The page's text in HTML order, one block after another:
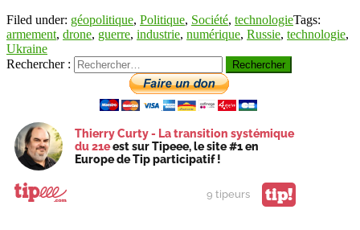
Filed under: géopolitique, Politique, Société, technologieTags:
armement, drone, guerre, industrie, numérique, Russie, technologie,
Ukraine
Rechercher :
Thierry Curty - La transition systémique
du 21eest sur Tipeee, le site #1 en
Europe de Tip participatif !
9 tipeurs tip!